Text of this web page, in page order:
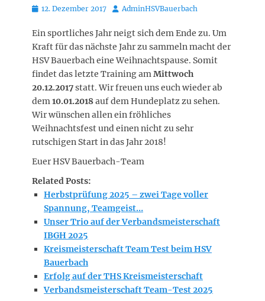
Posted
12. Dezember 2017 AutorAdminHSVBauerbach
Ein sportliches Jahr neigt sich dem Ende zu. Um
Kraft für das nächste Jahr zu sammeln macht der
HSV Bauerbach eine Weihnachtspause. Somit
findet das letzte Training amMittwoch
20.12.2017statt. Wir freuen uns euch wieder ab
dem10.01.2018auf dem Hundeplatz zu sehen.
Wir wünschen allen ein fröhliches
Weihnachtsfest und einen nicht zu sehr
rutschigen Start in das Jahr 2018!
Euer HSV Bauerbach-Team
Related Posts:
Herbstprüfung 2025 – zwei Tage voller
Spannung, Teamgeist…
Unser Trio auf der Verbandsmeisterschaft
IBGH 2025
Kreismeisterschaft Team Test beim HSV
Bauerbach
Erfolg auf der THS Kreismeisterschaft
Verbandsmeisterschaft Team-Test 2025